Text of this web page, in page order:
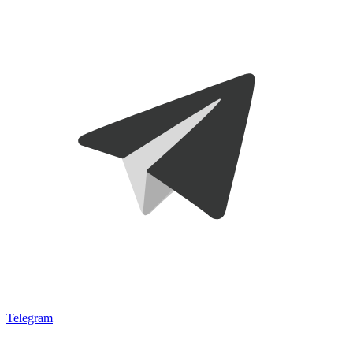
Telegram